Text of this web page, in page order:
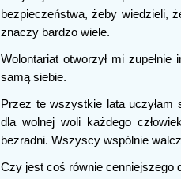
bezpieczeństwa, żeby wiedzieli,
znaczy bardzo wiele.
Wolontariat otworzył mi
samą siebie.
Przez te wszystkie lata
dla wolnej woli każdego
bezradni. Wszyscy wspólnie
Czy jest coś równie cenniejszego